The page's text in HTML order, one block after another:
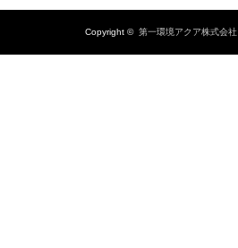
Copyright © 第一環境アクア株式会社